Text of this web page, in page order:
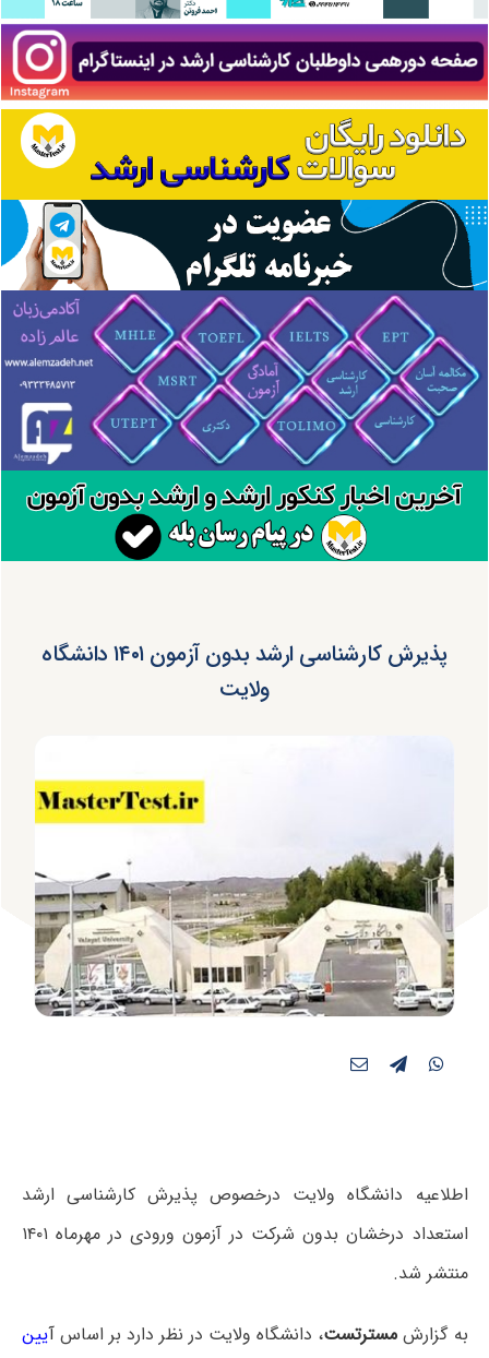
پذیرش کارشناسی ارشد بدون آزمون ۱۴۰۱ دانشگاه
ولایت
اطلاعیه دانشگاه ولایت درخصوص پذیرش کارشناسی ارشد
استعداد درخشان بدون شرکت در آزمون ورودی در مهرماه ۱۴۰۱
منتشر شد.
به گزارش مسترتست، دانشگاه ولایت در نظر دارد بر اساسآیین